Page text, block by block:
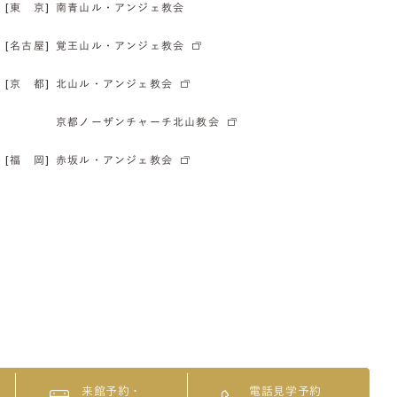
[東 京] 南青山ル・アンジェ教会
[名古屋] 覚王山ル・アンジェ教会
[京 都] 北山ル・アンジェ教会
京都ノーザンチャーチ北山教会
[福 岡] 赤坂ル・アンジェ教会
来館予約・ 電話見学予約